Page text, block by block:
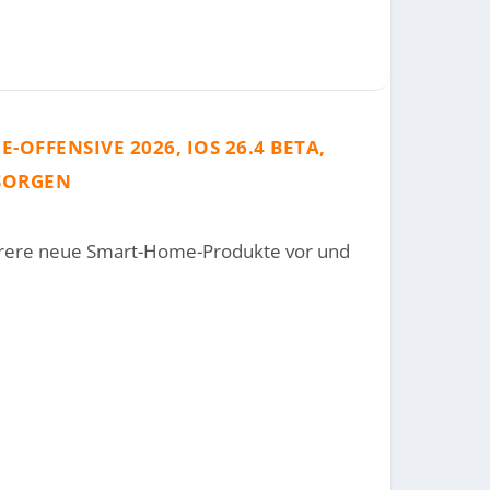
ZUKUNFT
AN STEVE ...
OFFENSIVE 2026, IOS 26.4 BETA,
neue Smart-Home-Produkte vor und